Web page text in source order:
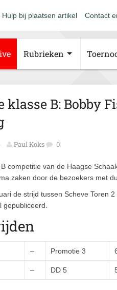
Hulp bij plaatsen artikel Contact
Rubrieken
klasse B: Bobby
Paul Koks 0
competitie van de Haagse
zaken door de bezoekers met
de strijd tussen Scheve Toren
– Promotie 3
– DD 5